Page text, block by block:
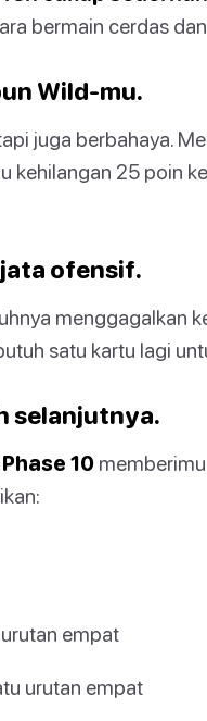
bermain cerdas
Wild-mu.
juga berbahaya.
kehilangan 25 poin
ofensif.
menggagalkan
satu kartu lagi
selanjutnya.
10
empat
urutan empat